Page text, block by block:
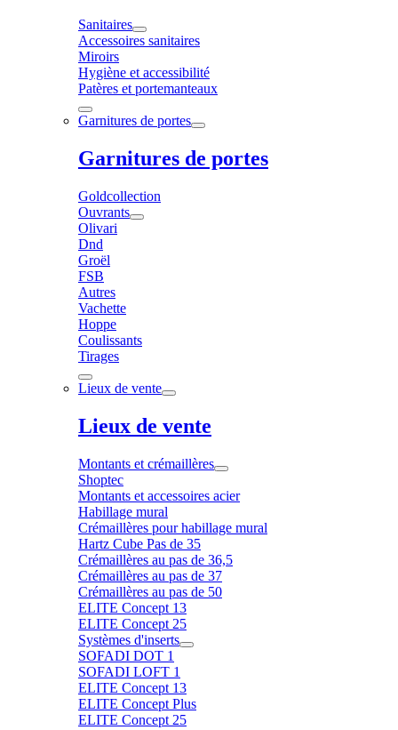
Sanitaires
Accessoires sanitaires
Miroirs
Hygiène et accessibilité
Patères et portemanteaux
Garnitures de portes
Garnitures de portes
Goldcollection
Ouvrants
Olivari
Dnd
Groël
FSB
Autres
Vachette
Hoppe
Coulissants
Tirages
Lieux de vente
Lieux de vente
Montants et crémaillères
Shoptec
Montants et accessoires acier
Habillage mural
Crémaillères pour habillage mural
Hartz Cube Pas de 35
Crémaillères au pas de 36,5
Crémaillères au pas de 37
Crémaillères au pas de 50
ELITE Concept 13
ELITE Concept 25
Systèmes d'inserts
SOFADI DOT 1
SOFADI LOFT 1
ELITE Concept 13
ELITE Concept Plus
ELITE Concept 25